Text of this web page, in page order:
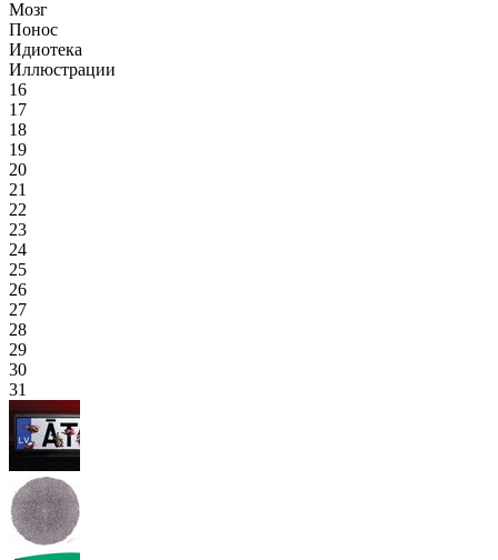
Мозг
Понос
Идиотека
Иллюстрации
16
17
18
19
20
21
22
23
24
25
26
27
28
29
30
31